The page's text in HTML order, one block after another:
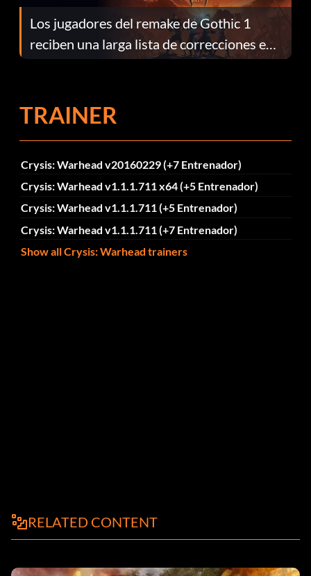
Los jugadores del remake de Gothic 1
reciben una larga lista de correcciones en
el parche 1.0.4
TRAINER
Crysis: Warhead v20160229 (+7 Entrenador)
Crysis: Warhead v1.1.1.711 x64 (+5 Entrenador)
Crysis: Warhead v1.1.1.711 (+5 Entrenador)
Crysis: Warhead v1.1.1.711 (+7 Entrenador)
Show all Crysis: Warhead trainers
RELATED CONTENT